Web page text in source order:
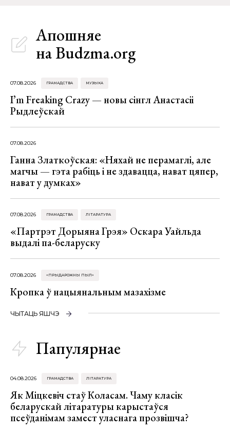
Апошняе
на Budzma.org
07.08.2026 ГРАМАДСТВА МУЗЫКА
I’m Freaking Crazy — новы сінгл Анастасіі
Рыдлеўскай
07.08.2026
Ганна Златкоўская: «Няхай не перамаглі, але
магчы — гэта рабіць і не здавацца, нават цяпер,
нават у думках»
07.08.2026 ГРАМАДСТВА ЛІТАРАТУРА
«Партрэт Дорыяна Грэя» Оскара Уайльда
выдалі па-беларуску
07.08.2026 «ПРЫДАРОЖНЫ ПЫЛ»
Кропка ў нацыянальным мазахізме
ЧЫТАЦЬ ЯШЧЭ
Папулярнае
04.08.2026 ГРАМАДСТВА ЛІТАРАТУРА
Як Міцкевіч стаў Коласам. Чаму класік
беларускай літаратуры карыстаўся
псеўданімам замест уласнага прозвішча?